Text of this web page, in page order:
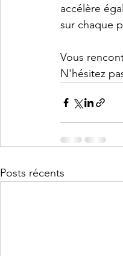
accélère
sur chaque
Vous
N'hésitez
Posts récents